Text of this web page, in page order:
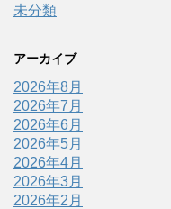
未分類
アーカイブ
2026年8月
2026年7月
2026年6月
2026年5月
2026年4月
2026年3月
2026年2月